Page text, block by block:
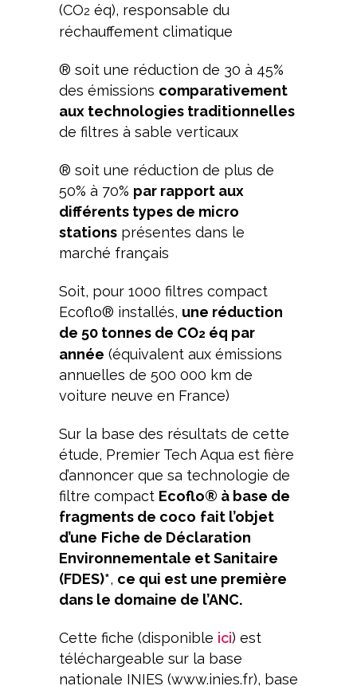
(CO2 éq), responsable du
réchauffement climatique
® soit une réduction de 30 à 45%
des émissions comparativement
aux technologies traditionnelles
de filtres à sable verticaux
® soit une réduction de plus de
50% à 70% par rapport aux
différents types de micro
stations présentes dans le
marché français
Soit, pour 1000 filtres compact
Ecoflo® installés, une réduction
de 50 tonnes de CO2 éq par
année (équivalent aux émissions
annuelles de 500 000 km de
voiture neuve en France)
Sur la base des résultats de cette
étude, Premier Tech Aqua est fière
d’annoncer que sa technologie de
filtre compact Ecoflo® à base de
fragments de coco fait l’objet
d’une Fiche de Déclaration
Environnementale et Sanitaire
(FDES)*, ce qui est une première
dans le domaine de l’ANC.
Cette fiche (disponible ici) est
téléchargeable sur la base
nationale INIES (www.inies.fr), base